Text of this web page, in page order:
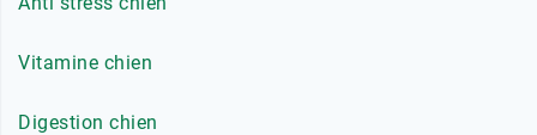
Vitamine chien
Digestion chien